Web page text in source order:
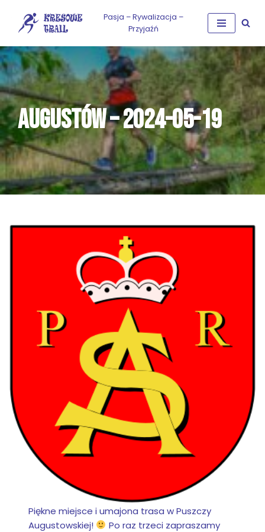
Przejdź
do
treści
Pasja – Rywalizacja –
Przyjaźń
AUGUSTÓW – 2024-05-19
Piękne miejsce i umajona trasa w Puszczy
Augustowskiej!
Po raz trzeci zapraszamy